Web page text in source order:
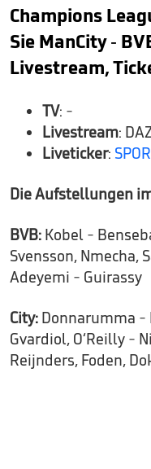
Champions
Sie ManCity -
Livestream,
TV: -
Livestream:
Liveticker:
Die Aufstellungen
BVB: Kobel -
Svensson, Nmecha,
Adeyemi - Guirassy
City: Donnarumma -
Gvardiol, O‘Reilly -
Reijnders, Foden,